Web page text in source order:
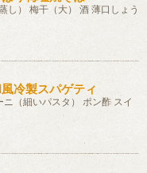
し） 梅干（大） 酒 薄口しょう
冷製スパゲティ
（細いパスタ） ポン酢 スイ